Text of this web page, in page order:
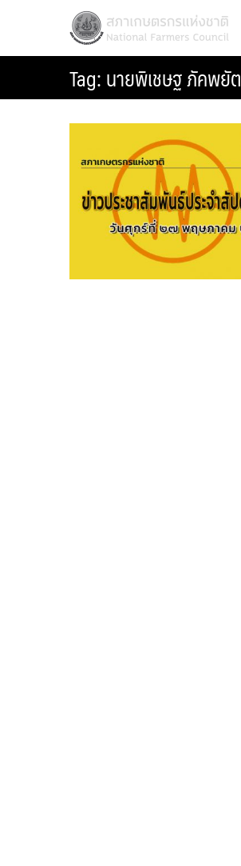
สภาเกษตรกรแห่งชาติ
National Farmers Council
Tag:นายพิเชษฐ ภัคพยัต